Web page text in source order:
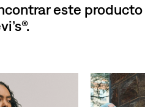
este producto